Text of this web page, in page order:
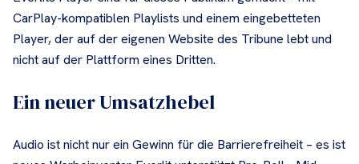
CarPlay-kompatiblen Playlists und einem eingebetteten
Player, der auf der eigenen Website des Tribune lebt und
nicht auf der Plattform eines Dritten.
Ein neuer Umsatzhebel
Audio ist nicht nur ein Gewinn für die Barrierefreiheit – es ist